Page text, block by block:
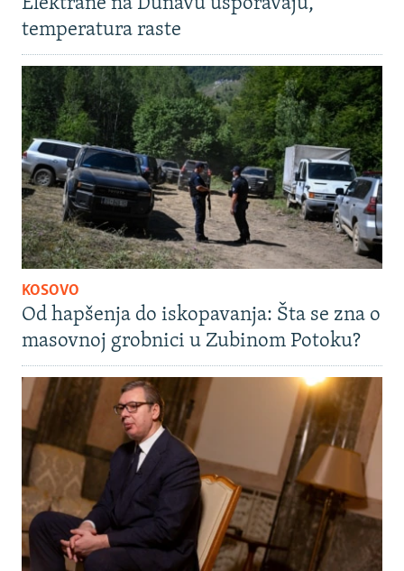
temperatura raste
KOSOVO
Od hapšenja do iskopavanja: Šta se zna o
masovnoj grobnici u Zubinom Potoku?